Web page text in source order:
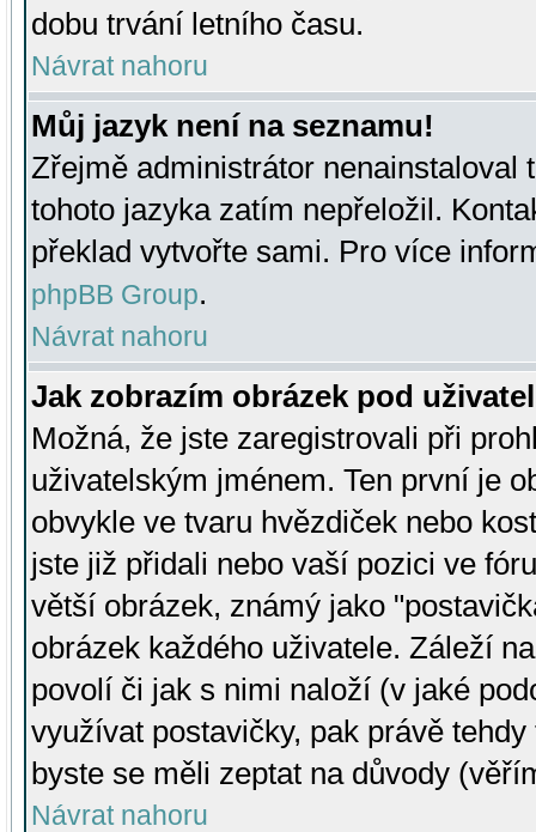
dobu trvání letního času.
Návrat nahoru
Můj jazyk není na seznamu!
Zřejmě administrátor nenainstaloval
tohoto jazyka zatím nepřeložil.
překlad vytvořte sami. Pro více
phpBB Group.
Návrat nahoru
Jak zobrazím obrázek pod
Možná, že jste zaregistrovali při
uživatelským jménem. Ten první je
obvykle ve tvaru hvězdiček nebo
jste již přidali nebo vaší pozici ve
větší obrázek, známý jako
obrázek každého uživatele. Záleží
povolí či jak s nimi naloží (v jaké
využívat postavičky, pak právě
byste se měli zeptat na důvody
Návrat nahoru